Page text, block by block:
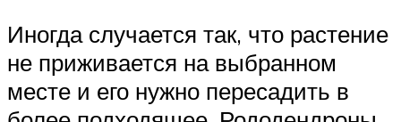
Иногда случается так, что растение
не приживается на выбранном
месте и его нужно пересадить в